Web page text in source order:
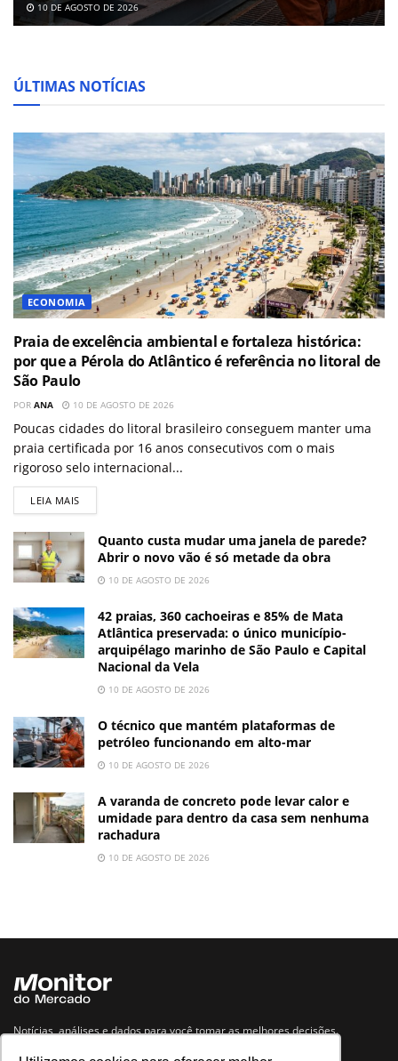
10 DE AGOSTO DE 2026
ÚLTIMAS NOTÍCIAS
ECONOMIA
Praia de excelência ambiental e fortaleza histórica:
por que a Pérola do Atlântico é referência no litoral de
São Paulo
POR ANA 10 DE AGOSTO DE 2026
Poucas cidades do litoral brasileiro conseguem manter uma
praia certificada por 16 anos consecutivos com o mais
rigoroso selo internacional...
LEIA MAIS
Quanto custa mudar uma janela de parede?
Abrir o novo vão é só metade da obra
10 DE AGOSTO DE 2026
42 praias, 360 cachoeiras e 85% de Mata
Atlântica preservada: o único município-
arquipélago marinho de São Paulo e Capital
Nacional da Vela
10 DE AGOSTO DE 2026
O técnico que mantém plataformas de
petróleo funcionando em alto-mar
10 DE AGOSTO DE 2026
A varanda de concreto pode levar calor e
umidade para dentro da casa sem nenhuma
rachadura
10 DE AGOSTO DE 2026
Notícias, análises e dados para você tomar as melhores decisões.